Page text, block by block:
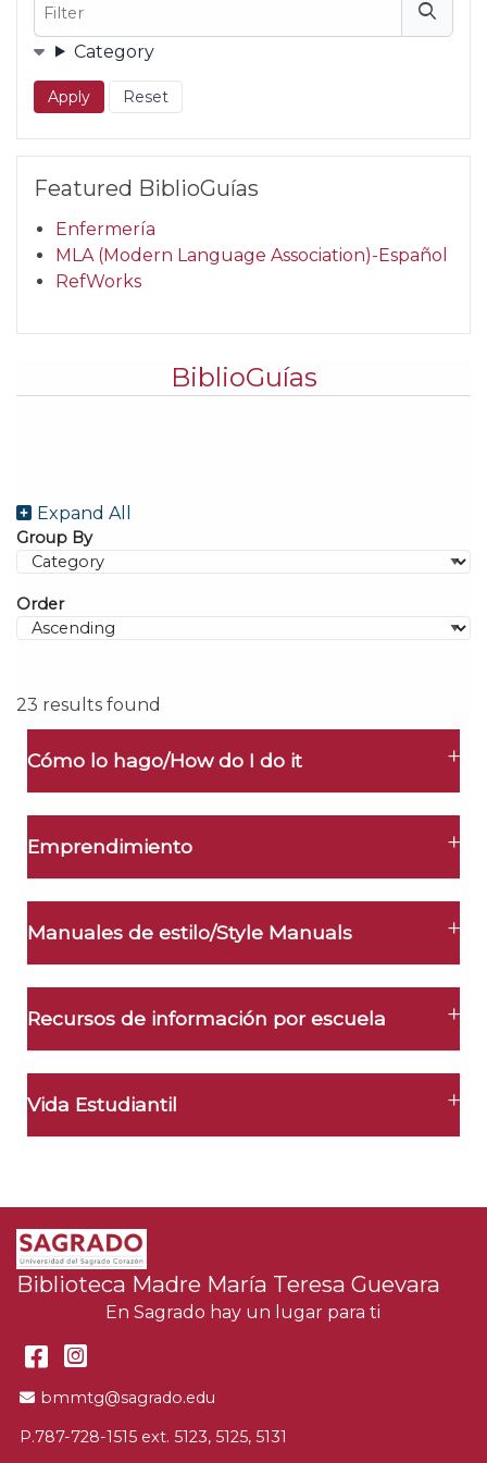
FiltersCategory
Featured BiblioGuías
Enfermería
MLA (Modern Language Association)-Español
RefWorks
BiblioGuías
Expand All
Group By
Order
23 results found
Cómo lo hago/How do I do it
Emprendimiento
Manuales de estilo/Style Manuals
Recursos de información por escuela
Vida Estudiantil
Biblioteca Madre María Teresa Guevara
En Sagrado hay un lugar para ti
Facebook
Instagram
Email Address
bmmtg@sagrado.edu
P.787-728-1515 ext. 5123, 5125, 5131